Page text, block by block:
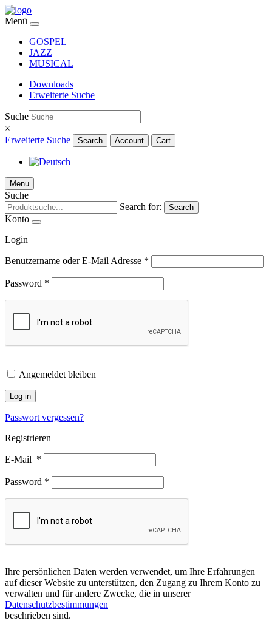
Menü
GOSPEL
JAZZ
MUSICAL
Downloads
Erweiterte Suche
Suche
×
Erweiterte Suche
Search Account Cart
Menu
Suche
Search for:
Search
Konto
Login
Benutzername oder E-Mail Adresse *
Password *
Angemeldet bleiben
Log in
Passwort vergessen?
Registrieren
E-Mail *
Password *
Ihre persönlichen Daten werden verwendet, um Ihre Erfahrungen
auf dieser Website zu unterstützen, den Zugang zu Ihrem Konto zu
verwalten und für andere Zwecke, die in unserer
Datenschutzbestimmungen
beschrieben sind.